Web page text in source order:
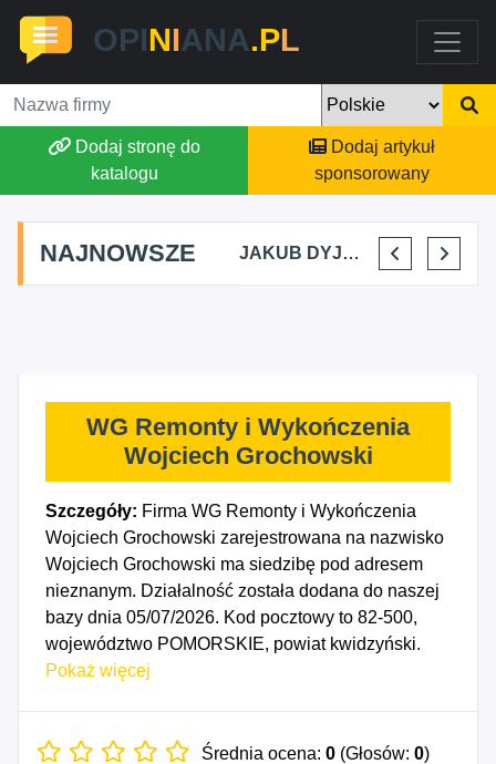
OPINIANA.PL
Dodaj stronę do
katalogu
Dodaj artykuł
sponsorowany
NAJNOWSZE
MARTA BRACHA JAKUB DYJAKIEWICZ POLISH LODA ELENA MAKARCHIK
WG Remonty i Wykończenia
Wojciech Grochowski
Szczegóły: Firma WG Remonty i Wykończenia
Wojciech Grochowski zarejestrowana na nazwisko
Wojciech Grochowski ma siedzibę pod adresem
nieznanym. Działalność została dodana do naszej
bazy dnia 05/07/2026. Kod pocztowy to 82-500,
województwo POMORSKIE, powiat kwidzyński.
Numer Identyfikacji Podatkowej NIP to
Grochowski to 361590134. Data rozpoczęcia
Pokaż więcej
Średnia ocena: 0 (Głosów: 0)